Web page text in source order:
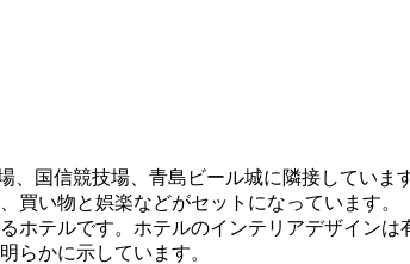
、国信競技場、青島ビール城に隣接してい
買い物と娯楽などがセットになっています。
ホテルです。ホテルのインテリアデザイン
らかに示しています。